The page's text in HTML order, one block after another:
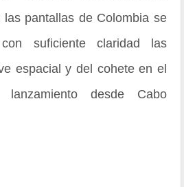
las pantallas de Colombia se
suficiente claridad las
espacial y del cohete en el
desde Cabo